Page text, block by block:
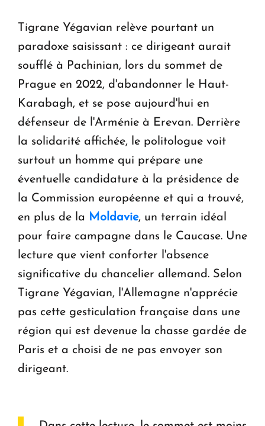
Tigrane Yégavian relève pourtant un
paradoxe saisissant : ce dirigeant aurait
soufflé à Pachinian, lors du sommet de
Prague en 2022, d'abandonner le Haut-
Karabagh, et se pose aujourd'hui en
défenseur de l'Arménie à Erevan. Derrière
la solidarité affichée, le politologue voit
surtout un homme qui prépare une
éventuelle candidature à la présidence de
la Commission européenne et qui a trouvé,
en plus de la Moldavie, un terrain idéal
pour faire campagne dans le Caucase. Une
lecture que vient conforter l'absence
significative du chancelier allemand. Selon
Tigrane Yégavian, l'Allemagne n'apprécie
pas cette gesticulation française dans une
région qui est devenue la chasse gardée de
Paris et a choisi de ne pas envoyer son
dirigeant.